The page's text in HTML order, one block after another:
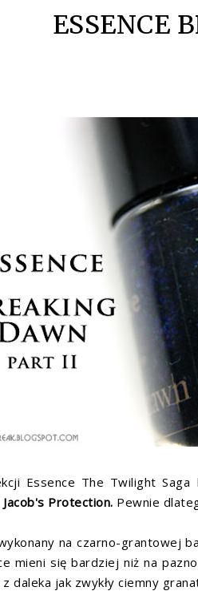
ESSENCE
Essence The Twilight Saga
Jacob's Protection. Pewnie
na czarno-grantowej
mieni się bardziej niż na
daleka jak zwykły ciemny